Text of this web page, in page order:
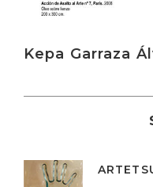
Kepa Garraza